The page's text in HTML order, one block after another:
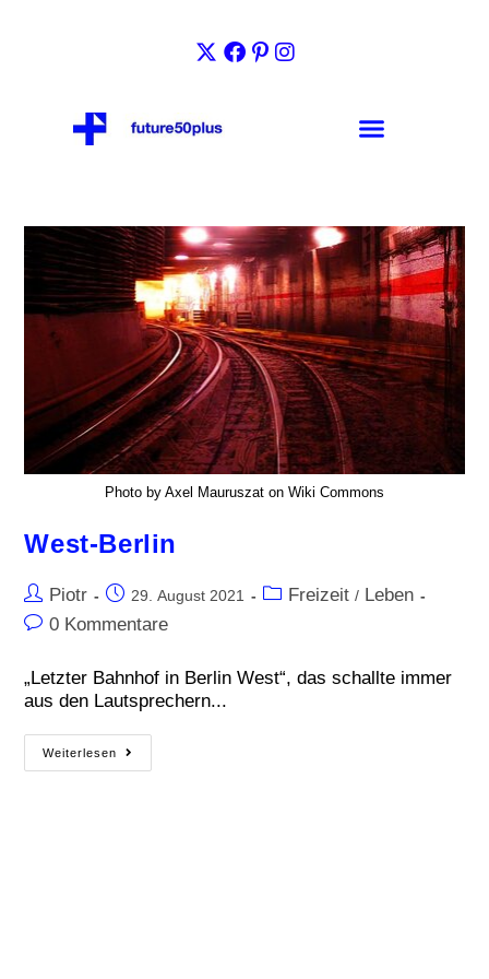
Photo by Axel Mauruszat on Wiki Commons
West-Berlin
Piotr 29. August 2021 Freizeit / Leben
0 Kommentare
„Letzter Bahnhof in Berlin West“, das schallte immer
aus den Lautsprechern...
Weiterlesen